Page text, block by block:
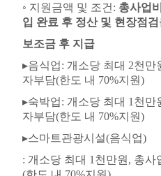
◦ 지원금액 및 조건 : 총사업비
입 완료 후 정산 및 현장점
보조금 후 지급
▸음식업: 개소당 최대 2천만
자부담(한도 내 70%지원)
▸숙박업: 개소당 최대 1 천만
자부담(한도 내 70%지원)
▸스마트관광시설(음식업)
: 개소당 최대 1 천만원 , 총사